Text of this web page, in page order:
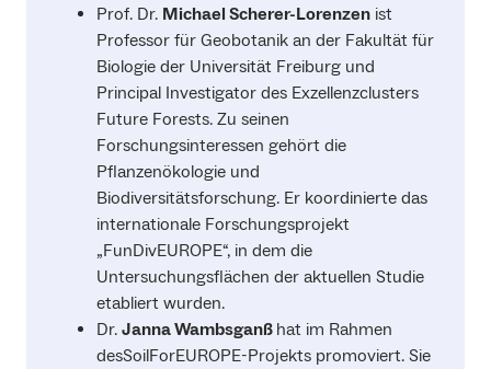
Prof. Dr. Michael Scherer-Lorenzen ist
Professor für Geobotanik an der Fakultät für
Biologie der Universität Freiburg und
Principal Investigator des Exzellenzclusters
Future Forests. Zu seinen
Forschungsinteressen gehört die
Pflanzenökologie und
Biodiversitätsforschung. Er koordinierte das
internationale Forschungsprojekt
„FunDivEUROPE“, in dem die
Untersuchungsflächen der aktuellen Studie
etabliert wurden.
Dr. Janna Wambsganß hat im Rahmen
desSoilForEUROPE-Projekts promoviert. Sie